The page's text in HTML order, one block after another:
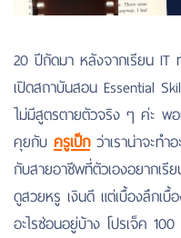
20 ปีถัดมา หลังจากเรียน IT
เปิดสถาบันสอน Essential
ไม่มีสูตรตายตัวจริง ๆ ค่ะ พอ
คุยกับ ครูเป็กว่าเราน่าจะทำ
กับสายอาชีพที่ตัวเองอยากเรี
ดูสวยหรู เงินดี แต่เบื้องลึกเ
อะไรซ่อนอยู่บ้าง โปรเจ็ค